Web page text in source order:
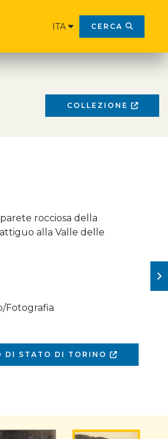
ITA CERCA
COLLEZIONE
rocciosa della
alla Valle delle
Fotografia
DI STATO DI TORINO